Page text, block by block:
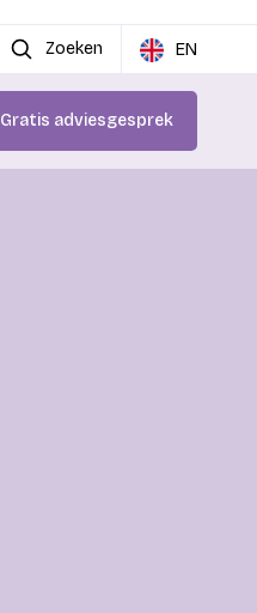
Zoeken EN
Gratis adviesgesprek